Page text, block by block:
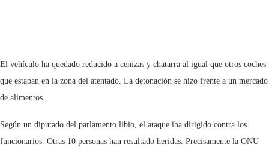
El vehículo ha quedado reducido a cenizas y chatarra al igual que otros coches
que estaban en la zona del atentado. La detonación se hizo frente a un mercado
de alimentos.
Según un diputado del parlamento libio, el ataque iba dirigido contra los
funcionarios. Otras 10 personas han resultado heridas. Precisamente la ONU